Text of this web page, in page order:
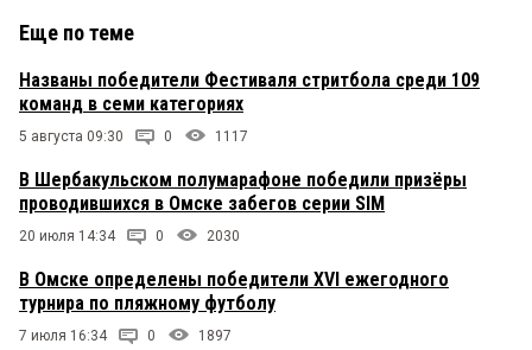
Еще по теме
Названы победители Фестиваля стритбола среди 109
команд в семи категориях
5 августа 09:30 0 1117
В Шербакульском полумарафоне победили призёры
проводившихся в Омске забегов серии SIM
20 июля 14:34 0 2030
В Омске определены победители XVI ежегодного
турнира по пляжному футболу
7 июля 16:34 0 1897